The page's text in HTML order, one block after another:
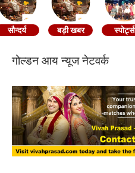
सौन्दर्य बड़ी खबर स्पोर्ट्स
गोल्डन आय न्यूज नेटवर्क